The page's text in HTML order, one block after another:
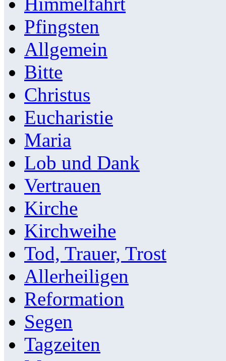
Pfingsten
Allgemein
Bitte
Christus
Eucharistie
Maria
Lob und Dank
Vertrauen
Kirche
Kirchweihe
Tod, Trauer, Trost
Allerheiligen
Reformation
Segen
Tagzeiten